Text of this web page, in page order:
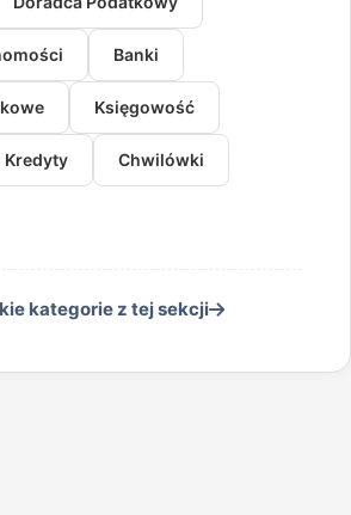
Banki
Księgowość
Kredyty Chwilówki
kategorie z tej sekcji